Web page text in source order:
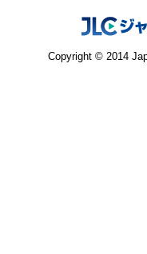
Copyright © 2014